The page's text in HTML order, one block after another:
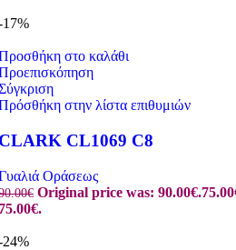
17%
στο καλάθι
στην λίστα επιθυμιών
CL1069 C8
Οράσεως
€ Original price was: 90.00€.75.00
24%